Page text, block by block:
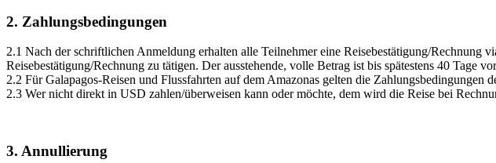
2. Zahlungsbedingungen
2.1 Nach der schriftlichen Anmeldung erhalten alle Teilnehmer eine Reisebestätigung/
Reisebestätigung/Rechnung zu tätigen. Der ausstehende, volle Betrag ist bis spätestens 40 Tage
2.2 Für Galapagos-Reisen und Flussfahrten auf dem Amazonas gelten die Zahlungsbedingungen
2.3 Wer nicht direkt in USD zahlen/überweisen kann oder möchte, dem wird die Reise bei
3. Annullierung